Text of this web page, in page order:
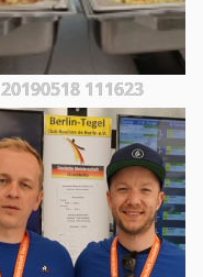
20190518 111623